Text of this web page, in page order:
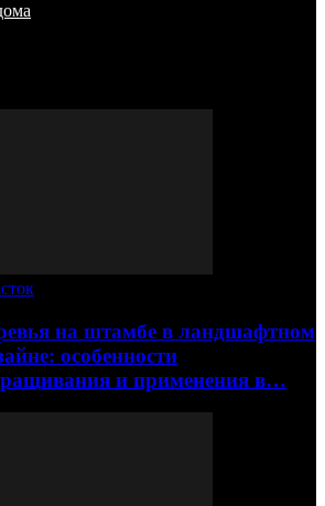
на штамбе в ландшафтном
особенности
и применения в…